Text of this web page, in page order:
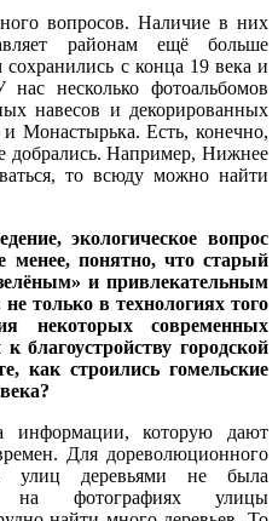
вопросов. Наличие в них
районам ещё больше
с конца 19 века и
несколько фотоальбомов
навесов и декорированных
Монастырька. Есть, конечно,
добрались. Например, Нижнее
то всюду можно найти
экологическое вопрос
менее, понятно, что старый
и привлекательным
только в технологиях того
некоторых современных
благоустройству городской
как строились гомельские
которую дают
Для дореволюционного
улиц деревьями не была
на фотографиях улицы